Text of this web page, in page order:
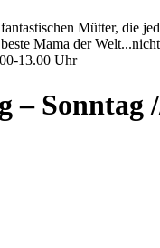
Mütter, die
Mama der
13.00 Uhr
Sonntag